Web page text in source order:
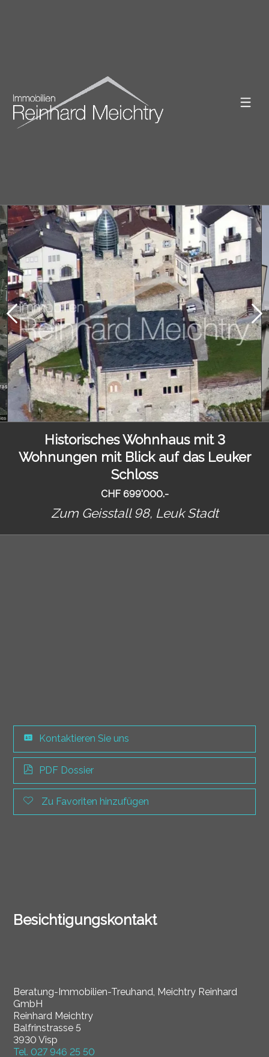
Historisches Wohnhaus mit 3
Wohnungen mit Blick auf das Leuker
Schloss
CHF 699'000.-
Zum Geisstall 98, Leuk Stadt
Kontaktieren Sie uns
PDF Dossier
Zu Favoriten hinzufügen
Besichtigungskontakt
Beratung-Immobilien-Treuhand, Meichtry Reinhard
GmbH
Reinhard Meichtry
Balfrinstrasse 5
3930 Visp
Tel.027 946 25 50